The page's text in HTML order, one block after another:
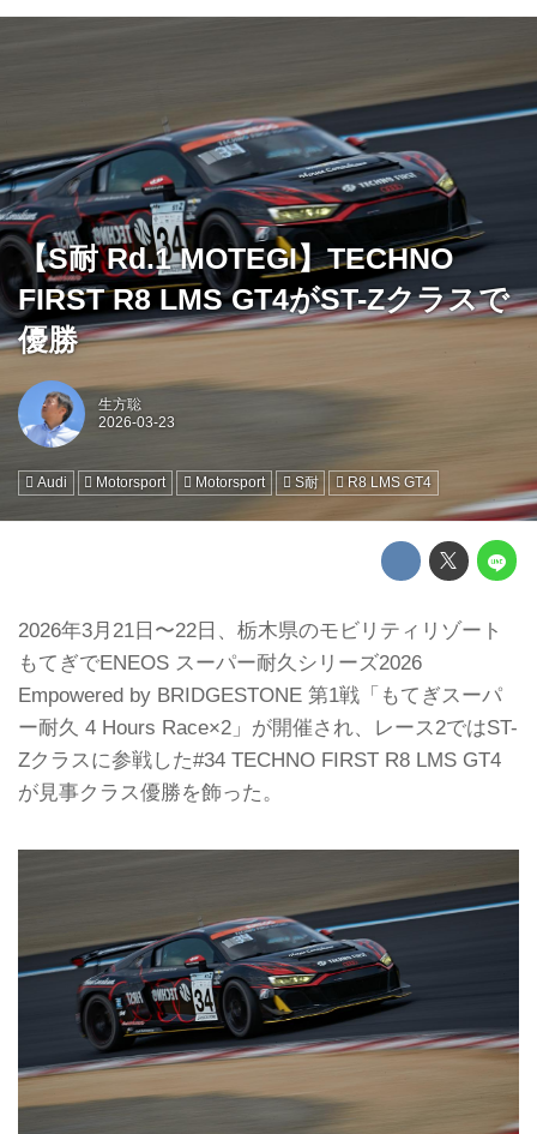
【S耐 Rd.1 MOTEGI】TECHNO
FIRST R8 LMS GT4がST-Zクラスで
優勝
生方聡
Audi Motorsport Motorsport S耐 R8 LMS GT4
2026年3月21日〜22日、栃木県のモビリティリゾート
もてぎでENEOS スーパー耐久シリーズ2026
Empowered by BRIDGESTONE 第1戦「もてぎスーパ
ー耐久 4 Hours Race×2」が開催され、レース2ではST-
Zクラスに参戦した#34 TECHNO FIRST R8 LMS GT4
が見事クラス優勝を飾った。